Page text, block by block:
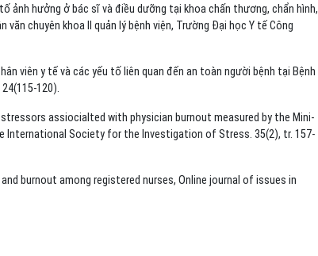
ảnh hưởng ở bác sĩ và điều dưỡng tại khoa chấn thương, chẩn hình,
văn chuyên khoa II quản lý bệnh viện, Trường Đại học Y tế Công
viên y tế và các yếu tố liên quan đến an toàn người bệnh tại Bệnh
120).
assiocialted with physician burnout measured by the Mini-
International Society for the Investigation of Stress. 35(2), tr. 157-
burnout among registered nurses, Online journal of issues in